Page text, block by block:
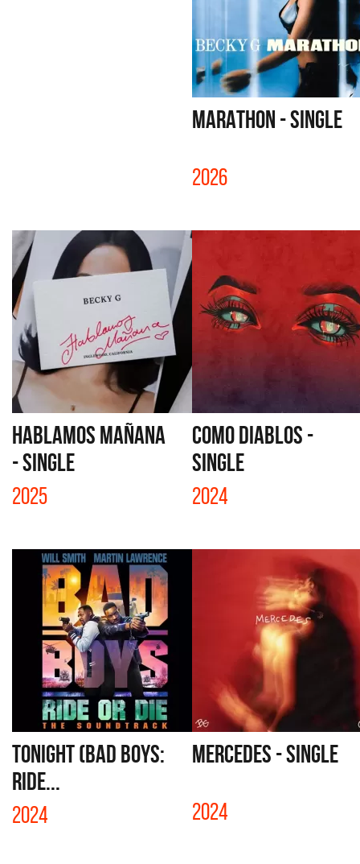
MARATHON - SINGLE
2026
HABLAMOS MAÑANA
- SINGLE
2025
COMO DIABLOS -
SINGLE
2024
TONIGHT (BAD BOYS:
RIDE...
2024
MERCEDES - SINGLE
2024